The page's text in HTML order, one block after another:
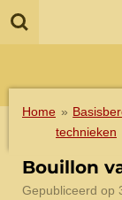
Ga
Home »
technieken
Bouillon
Gepubliceerd op